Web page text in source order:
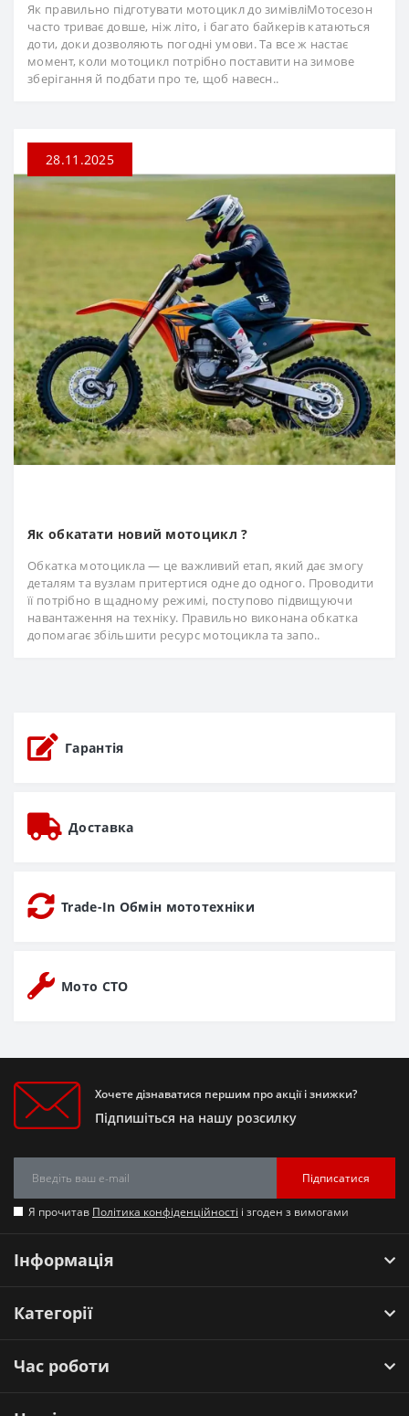
Як правильно підготувати мотоцикл до зимівліМотосезон
часто триває довше, ніж літо, і багато байкерів катаються
доти, доки дозволяють погодні умови. Та все ж настає
момент, коли мотоцикл потрібно поставити на зимове
зберігання й подбати про те, щоб навесн..
28.11.2025
Як обкатати новий мотоцикл ?
Обкатка мотоцикла — це важливий етап, який дає змогу
деталям та вузлам притертися одне до одного. Проводити
її потрібно в щадному режимі, поступово підвищуючи
навантаження на техніку. Правильно виконана обкатка
допомагає збільшити ресурс мотоцикла та запо..
Гарантія
Доставка
Trade-In Обмін мототехніки
Мото СТО
Хочете дізнаватися першим про акції і знижки?
Підпишіться на нашу розсилку
Підписатися
Я прочитав Політика конфіденційності і згоден з вимогами
Інформація
Категорії
Час роботи